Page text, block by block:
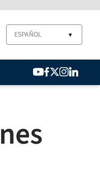
ESPAÑOL ▼